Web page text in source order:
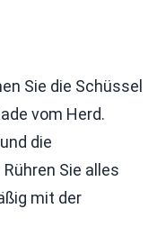
Sie die Schüssel
vom Herd.
die
Sie alles
mit der